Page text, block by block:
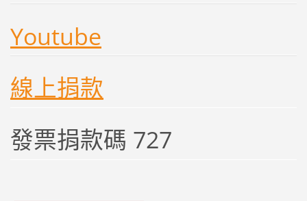
Youtube
線上捐款
發票捐款碼 727